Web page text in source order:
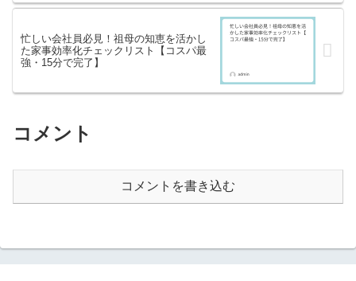
忙しい会社員必見！祖母の知恵を活かし
た家事効率化チェックリスト【コスパ最
強・15分で完了】
コメント
コメントを書き込む